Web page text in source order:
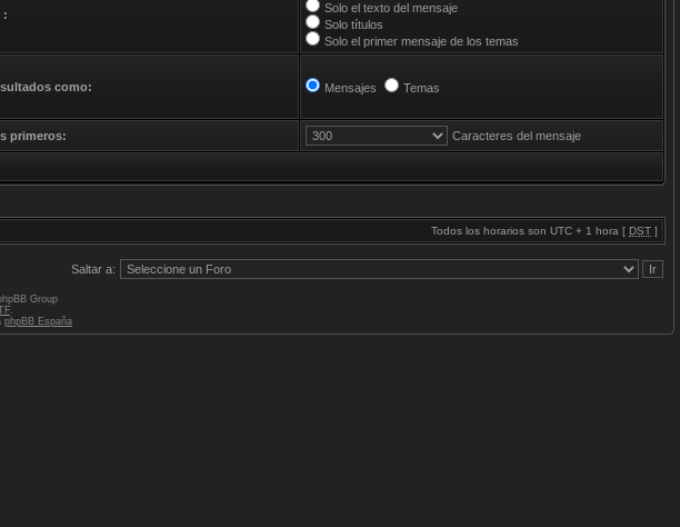
:
Solo el texto del mensaje
Solo títulos
Solo el primer mensaje de los temas
como: Mensajes Temas
primeros: Caracteres del mensaje
Todos los horarios son UTC + 1 hora [ DST ]
Saltar a:
Group
.
phpBB España